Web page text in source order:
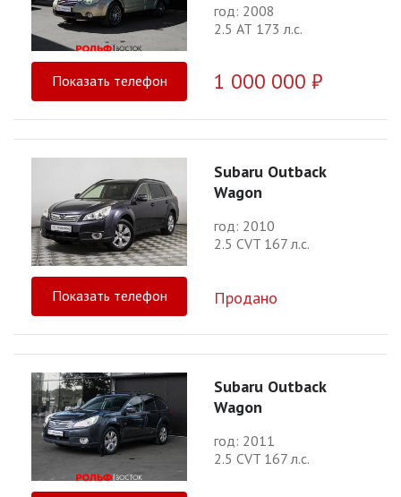
год: 2008
2.5 АТ 173 л.с.
Показать телефон 1 000 000 ₽
Subaru Outback
Wagon
год: 2010
2.5 CVT 167 л.с.
Показать телефон Продано
Subaru Outback
Wagon
год: 2011
2.5 CVT 167 л.с.